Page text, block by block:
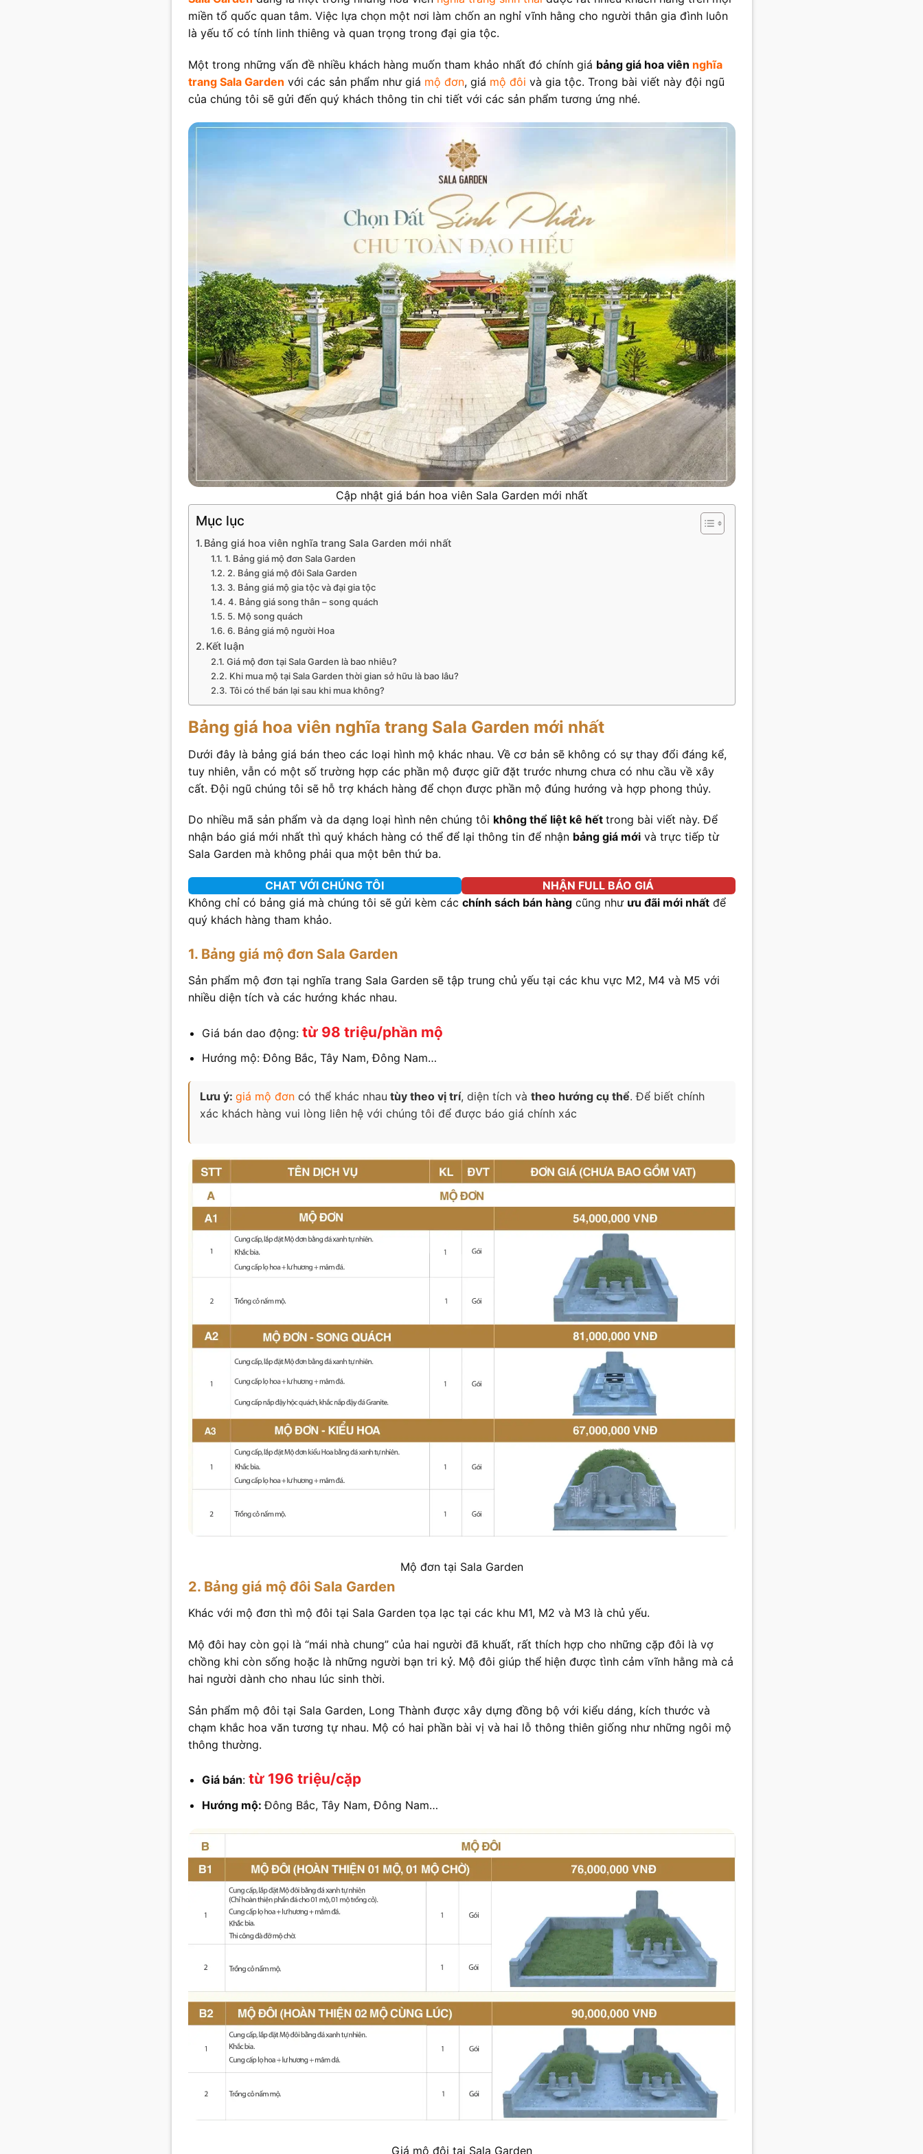
miền tổ quốc quan tâm. Việc lựa chọn một nơi làm chốn an nghỉ vĩnh hằng cho người thân gia đình luôn
là yếu tố có tính linh thiêng và quan trọng trong đại gia tộc.
Một trong những vấn đề nhiều khách hàng muốn tham khảo nhất đó chính giá bảng giá hoa viên nghĩa
trang Sala Garden với các sản phẩm như giá mộ đơn, giá mộ đôi và gia tộc. Trong bài viết này đội ngũ
của chúng tôi sẽ gửi đến quý khách thông tin chi tiết với các sản phẩm tương ứng nhé.
Cập nhật giá bán hoa viên Sala Garden mới nhất
Mục lục
Bảng giá hoa viên nghĩa trang Sala Garden mới nhất
1. Bảng giá mộ đơn Sala Garden
2. Bảng giá mộ đôi Sala Garden
3. Bảng giá mộ gia tộc và đại gia tộc
4. Bảng giá song thân – song quách
5. Mộ song quách
6. Bảng giá mộ người Hoa
Kết luận
Giá mộ đơn tại Sala Garden là bao nhiêu?
Khi mua mộ tại Sala Garden thời gian sở hữu là bao lâu?
Tôi có thể bán lại sau khi mua không?
Bảng giá hoa viên nghĩa trang Sala Garden mới nhất
Dưới đây là bảng giá bán theo các loại hình mộ khác nhau. Về cơ bản sẽ không có sự thay đổi đáng kể,
tuy nhiên, vẫn có một số trường hợp các phần mộ được giữ đặt trước nhưng chưa có nhu cầu về xây
cất. Đội ngũ chúng tôi sẽ hỗ trợ khách hàng để chọn được phần mộ đúng hướng và hợp phong thủy.
Do nhiều mã sản phẩm và da dạng loại hình nên chúng tôi không thể liệt kê hết trong bài viết này. Để
nhận báo giá mới nhất thì quý khách hàng có thể để lại thông tin để nhận bảng giá mớivà trực tiếp từ
Sala Garden mà không phải qua một bên thứ ba.
CHAT VỚI CHÚNG TÔI
NHẬN FULL BÁO GIÁ
Không chỉ có bảng giá mà chúng tôi sẽ gửi kèm các chính sách bán hàngcũng như ưu đãi mới nhấtđể
quý khách hàng tham khảo.
1. Bảng giá mộ đơn Sala Garden
Sản phẩm mộ đơn tại nghĩa trang Sala Garden sẽ tập trung chủ yếu tại các khu vực M2, M4 và M5 với
nhiều diện tích và các hướng khác nhau.
Giá bán dao động:từ 98 triệu/phần mộ
Hướng mộ: Đông Bắc, Tây Nam, Đông Nam…
Lưu ý: giá mộ đơncó thể khác nhau tùy theo vị trí, diện tích và theo hướng cụ thể. Để biết chính
xác khách hàng vui lòng liên hệ với chúng tôi để được báo giá chính xác
Mộ đơn tại Sala Garden
2. Bảng giá mộ đôi Sala Garden
Khác với mộ đơn thì mộ đôi tại Sala Garden tọa lạc tại các khu M1, M2 và M3 là chủ yếu.
Mộ đôi hay còn gọi là “mái nhà chung” của hai người đã khuất, rất thích hợp cho những cặp đôi là vợ
chồng khi còn sống hoặc là những người bạn tri kỷ. Mộ đôi giúp thể hiện được tình cảm vĩnh hằng mà cả
hai người dành cho nhau lúc sinh thời.
Sản phẩm mộ đôi tại Sala Garden, Long Thành được xây dựng đồng bộ với kiểu dáng, kích thước và
chạm khắc hoa văn tương tự nhau. Mộ có hai phần bài vị và hai lỗ thông thiên giống như những ngôi mộ
thông thường.
Giá bán:từ 196 triệu/cặp
Hướng mộ:Đông Bắc, Tây Nam, Đông Nam…
Giá mộ đôi tại Sala Garden